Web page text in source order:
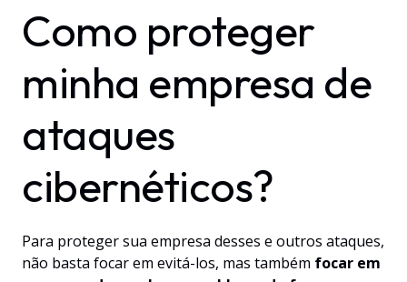
Como proteger
minha empresa de
ataques
cibernéticos?
Para proteger sua empresa desses e outros ataques,
não basta focar em evitá-los, mas também focar em